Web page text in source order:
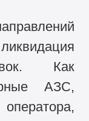
Как
АЗС,